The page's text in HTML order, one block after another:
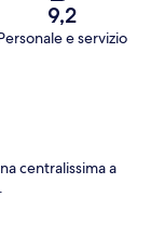
9,2
e servizio
centralissima a